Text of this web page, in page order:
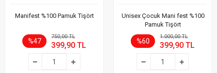
Manifest %100 Pamuk Tişört
%47
750,00 TL
399,90 TL
Unisex Çocuk Mani fest %100
Pamuk Tişört
%60
1.000,00 TL
399,90 TL